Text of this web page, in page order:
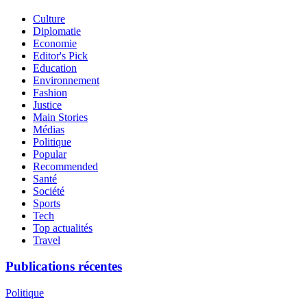
Culture
Diplomatie
Economie
Editor's Pick
Education
Environnement
Fashion
Justice
Main Stories
Médias
Politique
Popular
Recommended
Santé
Société
Sports
Tech
Top actualités
Travel
Publications récentes
Politique